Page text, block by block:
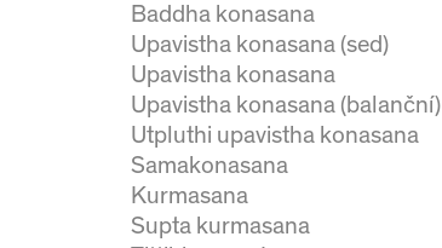
Baddha konasana
Upavistha konasana (sed)
Upavistha konasana
Upavistha konasana (balanční)
Utpluthi upavistha konasana
Samakonasana
Kurmasana
Supta kurmasana